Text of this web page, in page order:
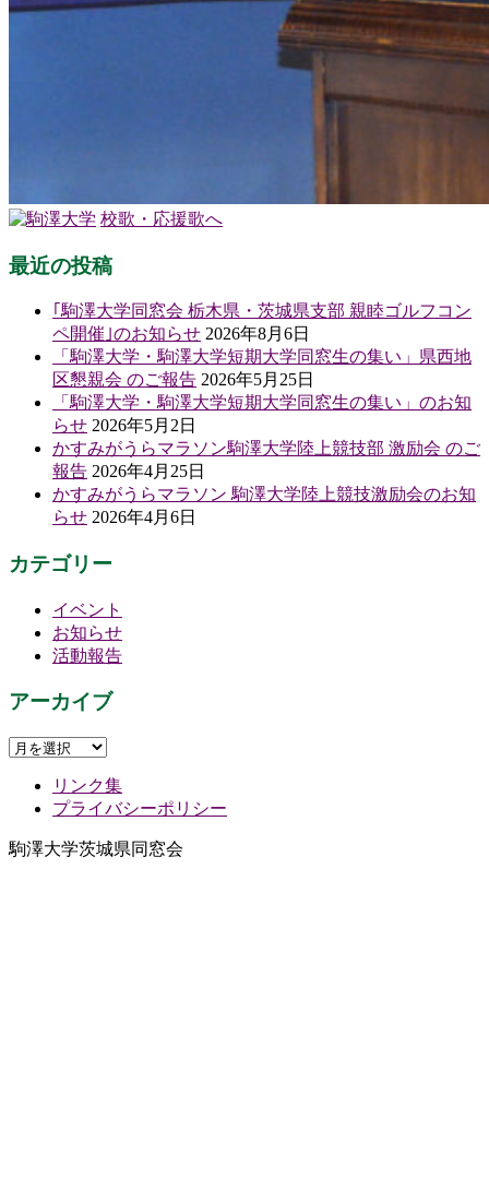
校歌・応援歌へ
最近の投稿
｢駒澤大学同窓会 栃木県・茨城県支部 親睦ゴルフコン
ペ開催｣のお知らせ 2026年8月6日
「駒澤大学・駒澤大学短期大学同窓生の集い」県西地
区懇親会 のご報告 2026年5月25日
「駒澤大学・駒澤大学短期大学同窓生の集い」のお知
らせ 2026年5月2日
かすみがうらマラソン駒澤大学陸上競技部 激励会 のご
報告 2026年4月25日
かすみがうらマラソン 駒澤大学陸上競技激励会のお知
らせ 2026年4月6日
カテゴリー
イベント
お知らせ
活動報告
アーカイブ
ア
ブ
リンク集
プライバシーポリシー
駒澤大学茨城県同窓会